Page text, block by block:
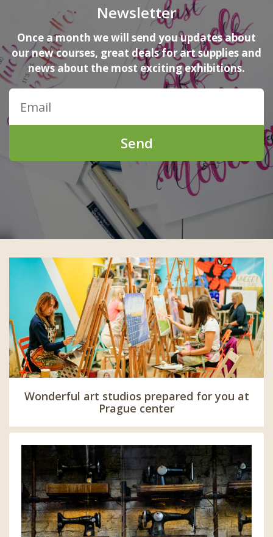
Newsletter
Once a month we will send you updates about
our new courses, great deals for art supplies and
news about the most exciting exhibitions.
Send
Wonderful art studios prepared for you at
Prague center